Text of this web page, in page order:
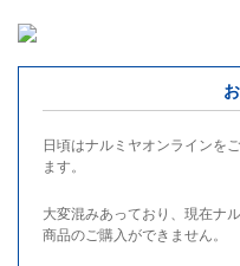
日頃はナルミヤオンラインを
ます。
大変混みあっており、現在ナ
商品のご購入ができません。